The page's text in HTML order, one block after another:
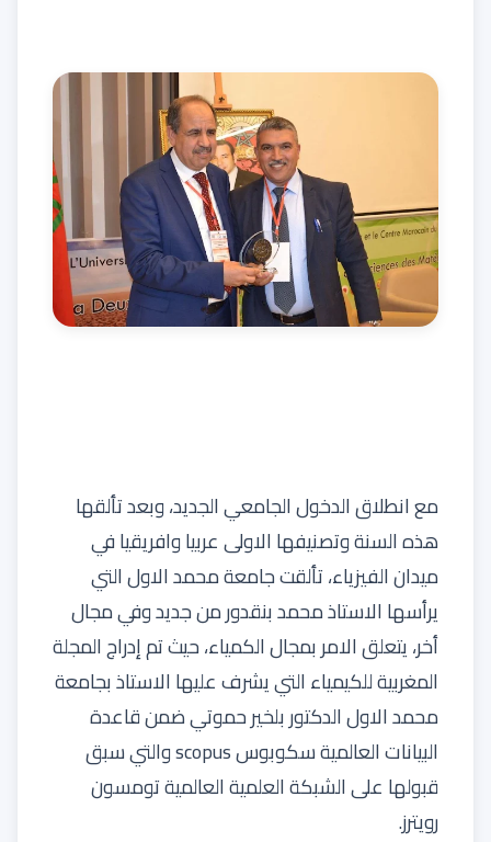
مع انطلاق الدخول الجامعي الجديد، وبعد تألقها
هذه السنة وتصنيفها الاولى عربيا وافريقيا في
ميدان الفيزياء، تألقت جامعة محمد الاول التي
يرأسها الاستاذ محمد بنقدور من جديد وفي مجال
أخر، يتعلق الامر بمجال الكمياء، حيث تم إدراج المجلة
المغربية للكيمياء التي يشرف عليها الاستاذ بجامعة
محمد الاول الدكتور بلخير حموتي ضمن قاعدة
البيانات العالمية سكوبوس scopus والتي سبق
قبولها على الشبكة العلمية العالمية تومسون
رويترز.